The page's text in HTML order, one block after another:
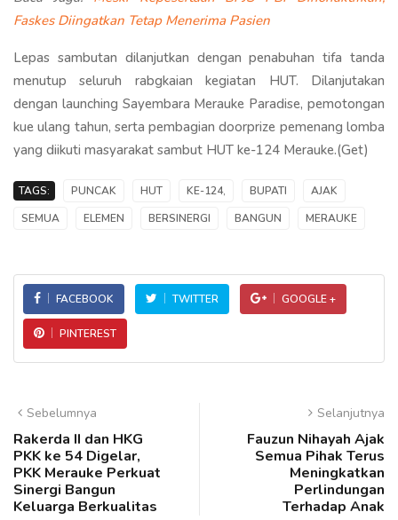
Faskes Diingatkan Tetap Menerima Pasien
Lepas sambutan dilanjutkan dengan penabuhan tifa tanda
menutup seluruh rabgkaian kegiatan HUT. Dilanjutakan
dengan launching Sayembara Merauke Paradise, pemotongan
kue ulang tahun, serta pembagian doorprize pemenang lomba
yang diikuti masyarakat sambut HUT ke-124 Merauke.(Get)
TAGS: PUNCAK HUT KE-124, BUPATI
AJAK
SEMUA
ELEMEN BERSINERGI BANGUN MERAUKE
FACEBOOK TWITTER GOOGLE +
PINTEREST
Sebelumnya
Rakerda II dan HKG
PKK ke 54 Digelar,
PKK Merauke Perkuat
Sinergi Bangun
Keluarga Berkualitas
Selanjutnya
Fauzun Nihayah Ajak
Semua Pihak Terus
Meningkatkan
Perlindungan
Terhadap Anak